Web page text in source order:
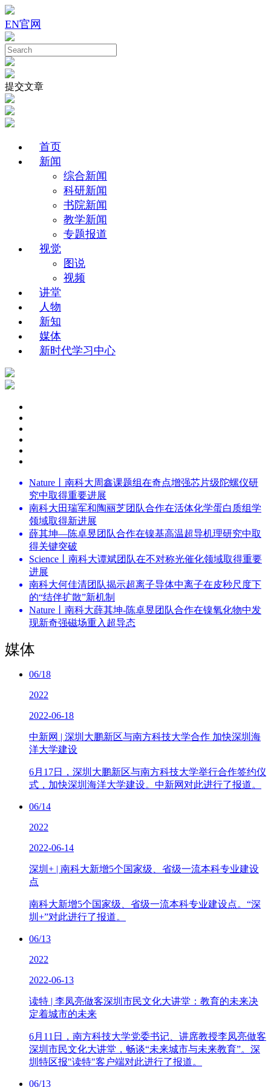
EN官网
提交文章
首页
新闻
综合新闻
科研新闻
书院新闻
教学新闻
专题报道
视觉
图说
视频
讲堂
人物
新知
媒体
新时代学习中心
Nature丨南科大周鑫课题组在奇点增强芯片级陀螺仪研
究中取得重要进展
南科大田瑞军和陶丽芝团队合作在活体化学蛋白质组学
领域取得新进展
薛其坤—陈卓昱团队合作在镍基高温超导机理研究中取
得关键突破
Science丨南科大谭斌团队在不对称光催化领域取得重要
进展
南科大何佳清团队揭示超离子导体中离子在皮秒尺度下
的“结伴扩散”新机制
Nature丨南科大薛其坤-陈卓昱团队合作在镍氧化物中发
现新奇强磁场重入超导态
媒体
06/18
2022
2022-06-18
中新网 | 深圳大鹏新区与南方科技大学合作 加快深圳海
洋大学建设
6月17日，深圳大鹏新区与南方科技大学举行合作签约仪
式，加快深圳海洋大学建设。中新网对此进行了报道。
06/14
2022
2022-06-14
深圳+ | 南科大新增5个国家级、省级一流本科专业建设
点
南科大新增5个国家级、省级一流本科专业建设点。“深
圳+”对此进行了报道。
06/13
2022
2022-06-13
读特 | 李凤亮做客深圳市民文化大讲堂：教育的未来决
定着城市的未来
6月11日，南方科技大学党委书记、讲席教授李凤亮做客
深圳市民文化大讲堂，畅谈“未来城市与未来教育”。深
圳特区报"读特"客户端对此进行了报道。
06/13